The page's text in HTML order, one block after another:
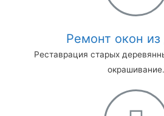
Ремонт окон из
Реставрация старых
окрашивание.